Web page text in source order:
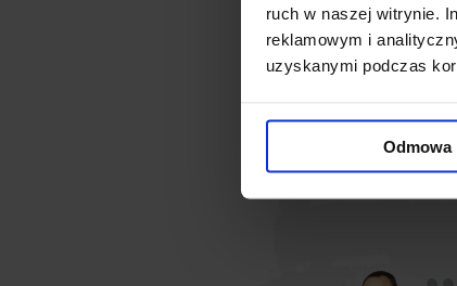
ruch w naszej witrynie.
reklamowym i
uzyskanymi podczas
Odmowa
Projekt opracowywany
z dwuspadowym